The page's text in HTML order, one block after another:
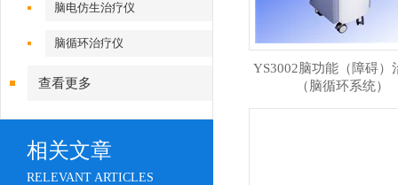
脑电仿生治疗仪
脑循环治疗仪
查看更多
相关文章
RELEVANT ARTICLES
YS3002脑功能（障碍）
（脑循环系统）